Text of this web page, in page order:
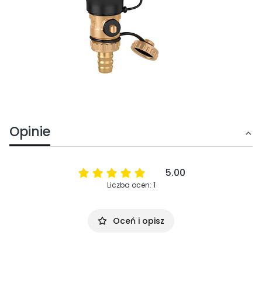
Opinie
5.00
Liczba ocen: 1
Oceń i opisz